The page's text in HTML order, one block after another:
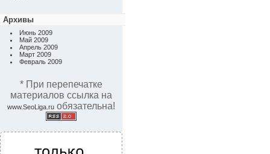
Архивы
Июнь 2009
Май 2009
Апрель 2009
Март 2009
Февраль 2009
* При перепечатке
материалов ссылка на
www.SeoLiga.ru обязательна!